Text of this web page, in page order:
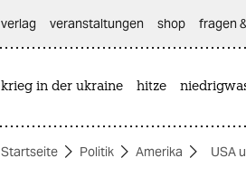
themen
verlag
veranstaltungen shop fragen
krieg in der ukraine hitze
Startseite Politik Amerika USA